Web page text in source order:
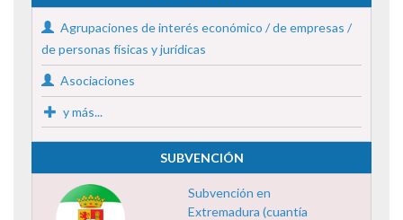
Agrupaciones de interés económico / de empresas /
de personas físicas y jurídicas
Asociaciones
y más...
SUBVENCIÓN
Subvención en
Extremadura (cuantía